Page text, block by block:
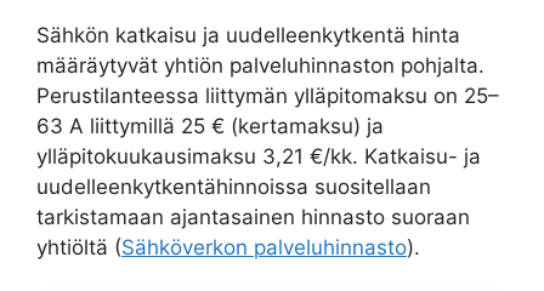
Sähkön katkaisu ja uudelleenkytkentä hinta
määräytyvät yhtiön palveluhinnaston pohjalta.
Perustilanteessa liittymän ylläpitomaksu on 25–
63 A liittymillä 25 € (kertamaksu) ja
ylläpitokuukausimaksu 3,21 €/kk. Katkaisu- ja
uudelleenkytkentähinnoissa suositellaan
tarkistamaan ajantasainen hinnasto suoraan
yhtiöltä (Sähköverkon palveluhinnasto).